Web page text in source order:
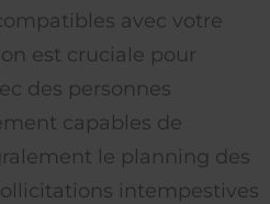
avec votre
est cruciale pour
des personnes
capables de
le planning des
intempestives